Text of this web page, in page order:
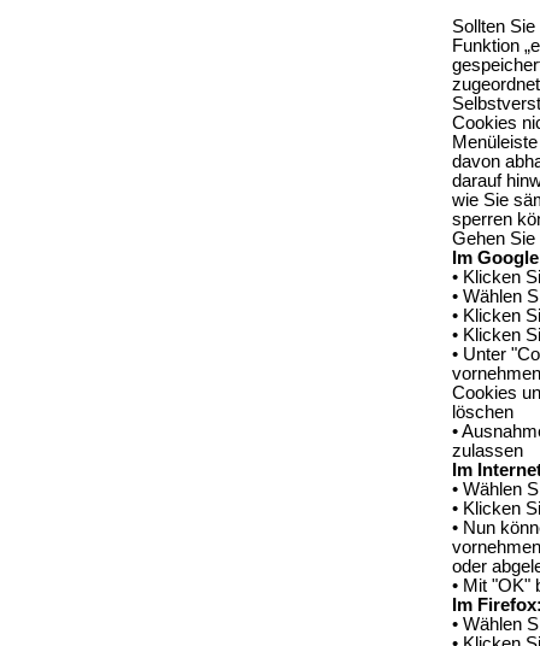
Sollten
Funktion
Cookies
davon
darauf
wie Sie
sperren
Gehen Sie
Im
• Klicken
• Wählen
• Klicken
• Klicken
• Unter
Cookies
löschen
•
zulassen
Im
• Wählen
• Klicken
• Nun
oder
• Mit "OK"
Im
• Wählen